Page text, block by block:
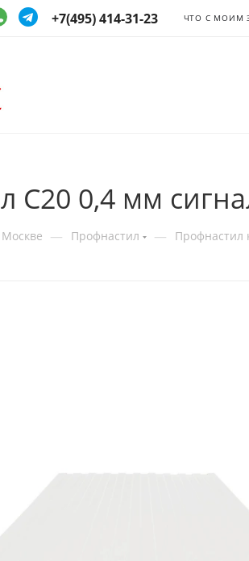
+7(495) 414-31-23 ЧТО С МОИМ
С20 0,4 мм
Москве — Профнастил —